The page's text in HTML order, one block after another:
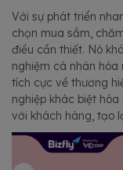
Với sự phát triển
chọn mua sắm,
điều cần thiết. Nó
nghiệm cá nhân
tích cực về thương
nghiệp khác biệt
với khách hàng, tạo